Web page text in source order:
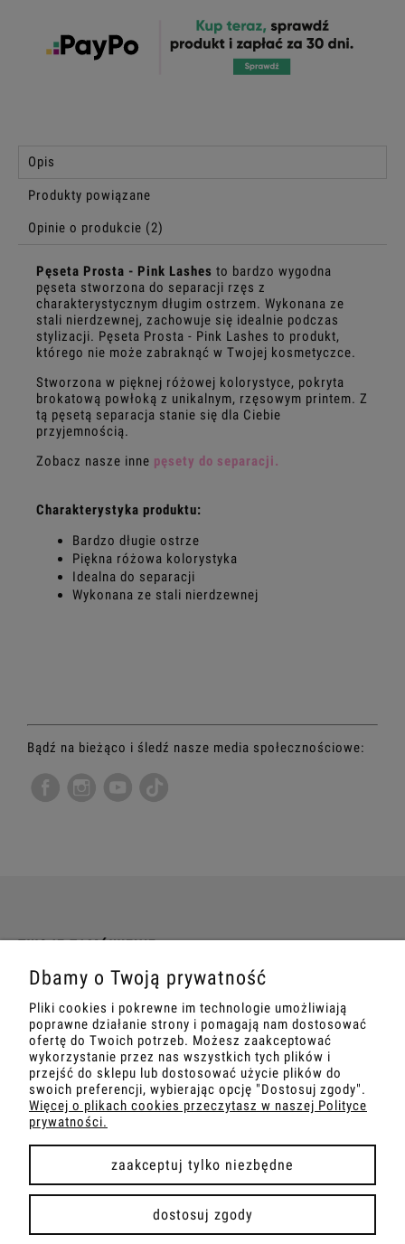
Opis
Produkty powiązane
Opinie o produkcie (2)
Pęseta Prosta - Pink Lashes to bardzo wygodna
pęseta stworzona do separacji rzęs z
charakterystycznym długim ostrzem. Wykonana ze
stali nierdzewnej, zachowuje się idealnie podczas
stylizacji. Pęseta Prosta - Pink Lashes to produkt,
którego nie może zabraknąć w Twojej kosmetyczce.
Stworzona w pięknej różowej kolorystyce, pokryta
brokatową powłoką z unikalnym, rzęsowym printem. Z
tą pęsetą separacja stanie się dla Ciebie
przyjemnością.
Zobacz nasze inne pęsety do separacji.
Charakterystyka produktu:
Bardzo długie ostrze
Piękna różowa kolorystyka
Idealna do separacji
Wykonana ze stali nierdzewnej
Bądź na bieżąco i śledź nasze media społecznościowe:
TWOJE ZAMÓWIENIE
INFORMACJE
MARKETING
SZKOLENIA
pokaż pełną wersję strony
Sklep internetowy Shoper Premium
Dbamy o Twoją prywatność
Pliki cookies i pokrewne im technologie umożliwiają
poprawne działanie strony i pomagają nam dostosować
ofertę do Twoich potrzeb. Możesz zaakceptować
wykorzystanie przez nas wszystkich tych plików i
przejść do sklepu lub dostosować użycie plików do
swoich preferencji, wybierając opcję "Dostosuj zgody".
Więcej o plikach cookies przeczytasz w naszej Polityce
prywatności.
zaakceptuj tylko niezbędne
dostosuj zgody